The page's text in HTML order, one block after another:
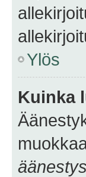
Ylös
Kuinka
äänestys